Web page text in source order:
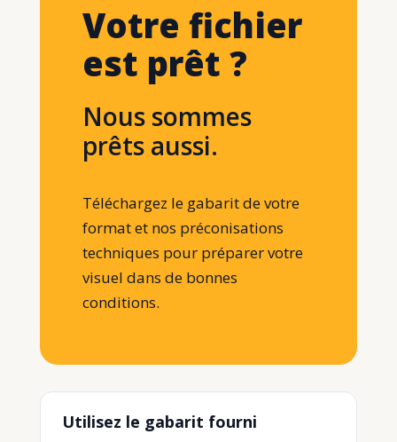
Votre fichier
est prêt ?
Nous sommes
prêts aussi.
Téléchargez le gabarit de votre
format et nos préconisations
techniques pour préparer votre
visuel dans de bonnes
conditions.
Utilisez le gabarit fourni